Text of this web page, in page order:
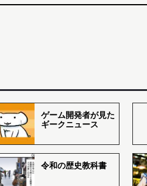
ゲーム開発者が見た
ギークニュース
令和の歴史教科書